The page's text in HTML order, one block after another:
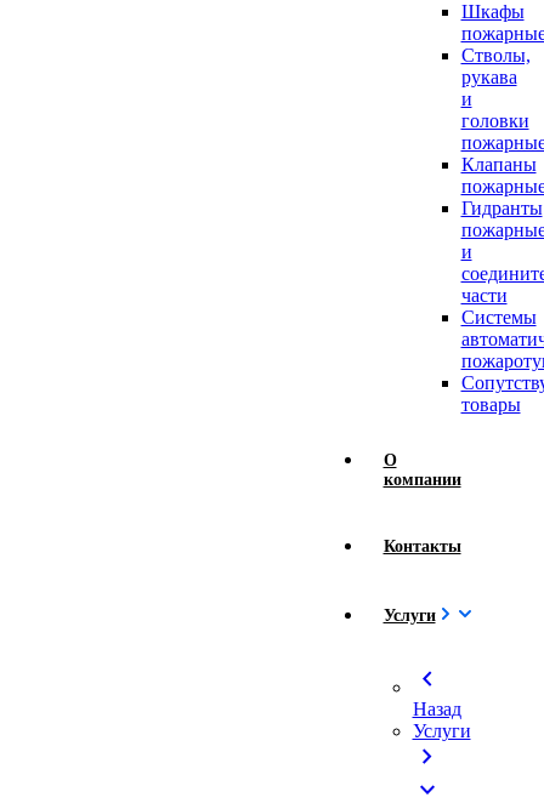
Шкафы
Стволы,
рукава
и
головки
Клапаны
Гидранты
и
части
Системы
товары
О
компании
Контакты
Услуги
chevron_left
Назад
Услуги
chevron_right
expand_more